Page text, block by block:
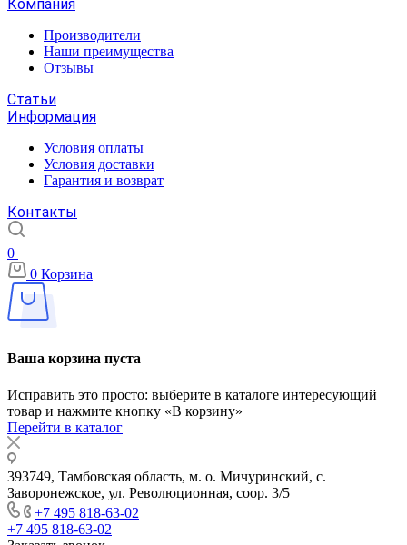
Компания
Производители
Наши преимущества
Отзывы
Статьи
Информация
Условия оплаты
Условия доставки
Гарантия и возврат
Контакты
0
0 Корзина
Ваша корзина пуста
Исправить это просто: выберите в каталоге интересующий
товар и нажмите кнопку «В корзину»
Перейти в каталог
393749, Тамбовская область, м. о. Мичуринский, с.
Заворонежское, ул. Революционная, соор. 3/5
+7 495 818-63-02
+7 495 818-63-02